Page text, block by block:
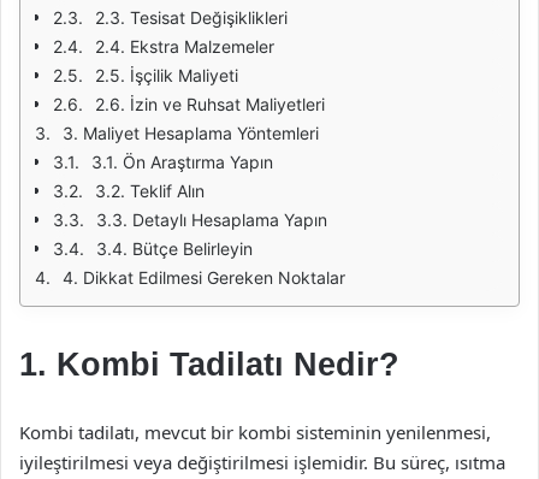
2.3. Tesisat Değişiklikleri
2.4. Ekstra Malzemeler
2.5. İşçilik Maliyeti
2.6. İzin ve Ruhsat Maliyetleri
3. Maliyet Hesaplama Yöntemleri
3.1. Ön Araştırma Yapın
3.2. Teklif Alın
3.3. Detaylı Hesaplama Yapın
3.4. Bütçe Belirleyin
4. Dikkat Edilmesi Gereken Noktalar
1. Kombi Tadilatı Nedir?
Kombi tadilatı, mevcut bir kombi sisteminin yenilenmesi,
iyileştirilmesi veya değiştirilmesi işlemidir. Bu süreç, ısıtma